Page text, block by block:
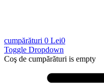
cumpărături 0 Lei0
Toggle Dropdown
Coş de cumpărături is empty